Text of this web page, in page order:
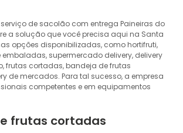
de sacolão com entrega Paineiras do
a solução que você precisa aqui na Santa
opções disponibilizadas, como hortifruti,
supermercado delivery, delivery
frutas cortadas, bandeja de frutas
de mercados. Para tal sucesso, a empresa
competentes e em equipamentos
frutas cortadas